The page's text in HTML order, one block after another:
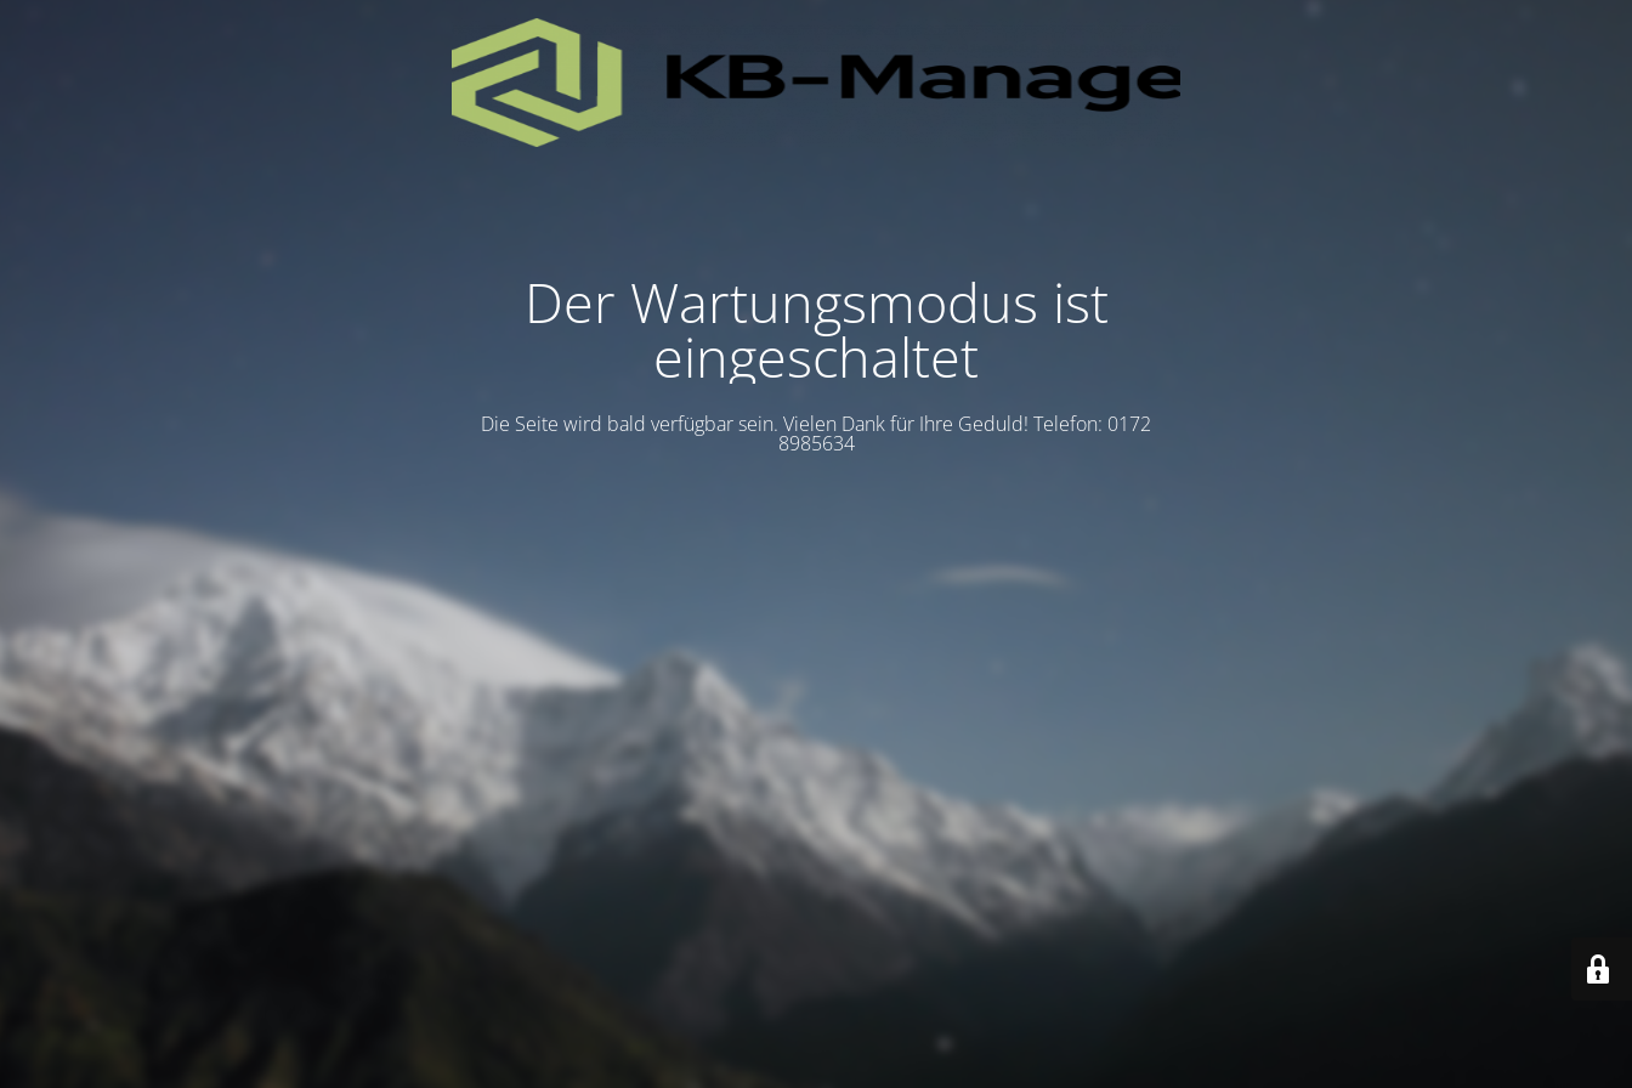
Der Wartungsmodus ist
eingeschaltet
Die Seite wird bald verfügbar sein. Vielen Dank für Ihre Geduld! Telefon: 0172
8985634